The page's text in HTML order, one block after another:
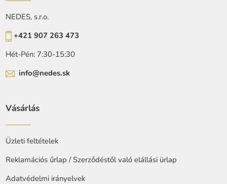
NEDES, s.r.o.
+421 907 263 473
Hét-Pén: 7:30-15:30
info@nedes.sk
Vásárlás
Üzleti feltételek
Reklamációs űrlap / Szerződéstől való elállási ürlap
Adatvédelmi irányelvek